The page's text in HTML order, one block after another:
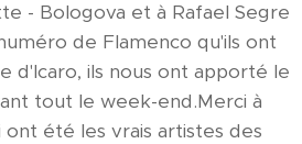
- Bologova et à Rafael Segre
de Flamenco qu'ils ont
d'Icaro, ils nous ont apporté le
tout le week-end.Merci à
ont été les vrais artistes des